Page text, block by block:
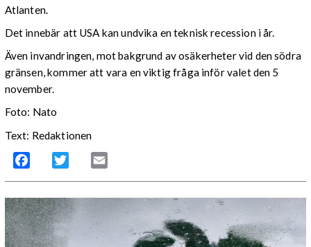
Atlanten.
Det innebär att USA kan undvika en teknisk recession i år.
Även invandringen, mot bakgrund av osäkerheter vid den södra
gränsen, kommer att vara en viktig fråga inför valet den 5
november.
Foto: Nato
Text: Redaktionen
Facebook Twitter